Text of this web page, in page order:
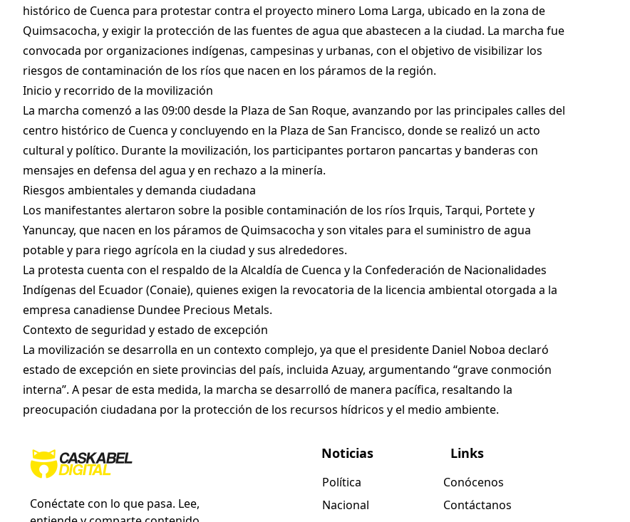
histórico de Cuenca para protestar contra el proyecto minero Loma Larga, ubicado en la zona de
Quimsacocha, y exigir la protección de las fuentes de agua que abastecen a la ciudad. La marcha fue
convocada por organizaciones indígenas, campesinas y urbanas, con el objetivo de visibilizar los
riesgos de contaminación de los ríos que nacen en los páramos de la región.
Inicio y recorrido de la movilización
La marcha comenzó a las 09:00 desde la Plaza de San Roque, avanzando por las principales calles del
centro histórico de Cuenca y concluyendo en la Plaza de San Francisco, donde se realizó un acto
cultural y político. Durante la movilización, los participantes portaron pancartas y banderas con
mensajes en defensa del agua y en rechazo a la minería.
Riesgos ambientales y demanda ciudadana
Los manifestantes alertaron sobre la posible contaminación de los ríos Irquis, Tarqui, Portete y
Yanuncay, que nacen en los páramos de Quimsacocha y son vitales para el suministro de agua
potable y para riego agrícola en la ciudad y sus alrededores.
La protesta cuenta con el respaldo de la Alcaldía de Cuenca y la Confederación de Nacionalidades
Indígenas del Ecuador (Conaie), quienes exigen la revocatoria de la licencia ambiental otorgada a la
empresa canadiense Dundee Precious Metals.
Contexto de seguridad y estado de excepción
La movilización se desarrolla en un contexto complejo, ya que el presidente Daniel Noboa declaró
estado de excepción en siete provincias del país, incluida Azuay, argumentando “grave conmoción
interna”. A pesar de esta medida, la marcha se desarrolló de manera pacífica, resaltando la
preocupación ciudadana por la protección de los recursos hídricos y el medio ambiente.
Conéctate con lo que pasa. Lee,
Noticias
Política
Nacional
Links
Conócenos
Contáctanos